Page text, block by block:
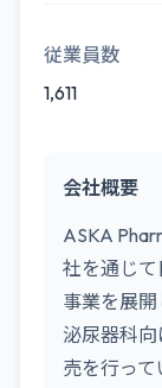
従業員数
1,611
会社概要
ASKA
社を通じ
事業を展開
泌尿器科
売を行っ